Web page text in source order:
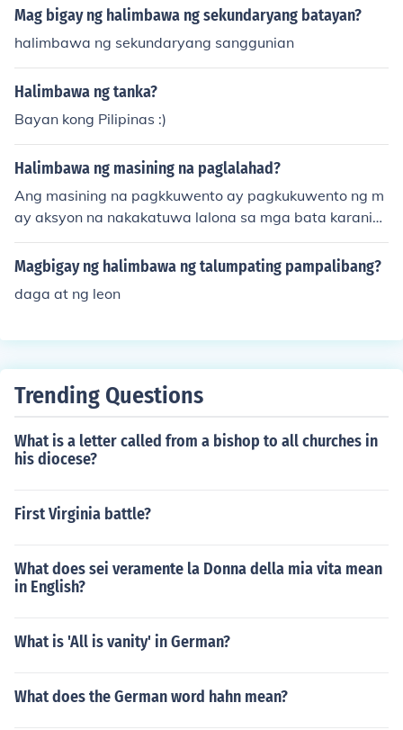
Mag bigay ng halimbawa ng sekundaryang batayan?
halimbawa ng sekundaryang sanggunian
Halimbawa ng tanka?
Bayan kong Pilipinas :)
Halimbawa ng masining na paglalahad?
Ang masining na pagkkuwento ay pagkukuwento ng m
ay aksyon na nakakatuwa lalona sa mga bata karaniw
ang kinukwento dito ay mga pabula
Magbigay ng halimbawa ng talumpating pampalibang?
daga at ng leon
Trending Questions
What is a letter called from a bishop to all churches in
his diocese?
First Virginia battle?
What does sei veramente la Donna della mia vita mean
in English?
What is 'All is vanity' in German?
What does the German word hahn mean?